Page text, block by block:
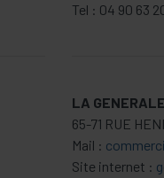
Tel : 04 90 63
LA
65-71 RUE
Mail :
Site internet :